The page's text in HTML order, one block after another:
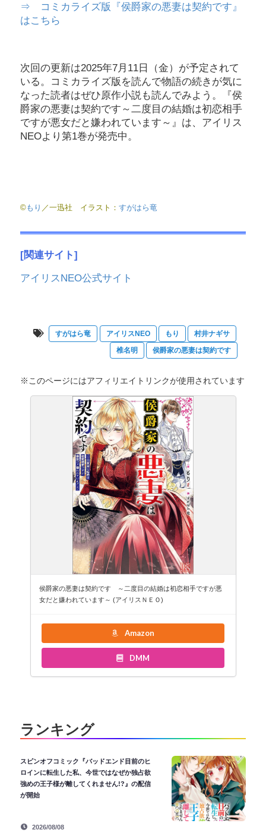
⇒ コミカライズ版『侯爵家の悪妻は契約です』
はこちら
次回の更新は2025年7月11日（金）が予定されて
いる。コミカライズ版を読んで物語の続きが気に
なった読者はぜひ原作小説も読んでみよう。『侯
爵家の悪妻は契約です～二度目の結婚は初恋相手
ですが悪女だと嫌われています～』は、アイリス
NEOより第1巻が発売中。
©もり ／一迅社 イラスト： すがはら竜
[関連サイト]
アイリスNEO公式サイト
すがはら竜 アイリスNEO もり
村井ナギサ
椎名明
侯爵家の悪妻は契約です
※このページにはアフィリエイトリンクが使用されています
侯爵家の悪妻は契約です ～二度目の結婚は初恋相手ですが悪
女だと嫌われています～ (アイリスＮＥＯ)
Amazon
DMM
ランキング
スピンオフコミック『バッドエンド目前のヒ
ロインに転生した私、今世ではなぜか独占欲
強めの王子様が離してくれません!?』の配信
が開始
2026/08/08